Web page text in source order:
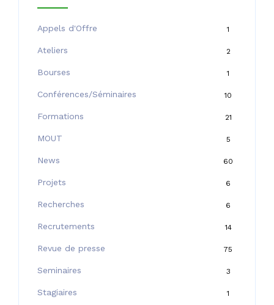
Appels d'Offre 1
Ateliers 2
Bourses 1
Conférences/Séminaires 10
Formations 21
MOUT 5
News 60
Projets 6
Recherches 6
Recrutements 14
Revue de presse 75
Seminaires 3
Stagiaires 1